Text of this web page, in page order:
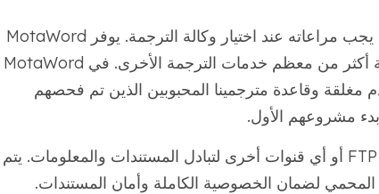
يعد الحفاظ على سرية المستند جانبًا مهمًا يجب مراعاته عند اختيار وكالة الترجمة. يوفر MotaWord
مغلقة وقاعدة مترجمينا المحبوبين الذين تم فحصهم
مشروعهم الأول.
للإضافة ، لا نستخدم Dropbox أو أدوات FTP أو أي قنوات أخرى لتبادل المستندات والمعلومات. يتم
لضمان الخصوصية الكاملة وأمان المستندات.